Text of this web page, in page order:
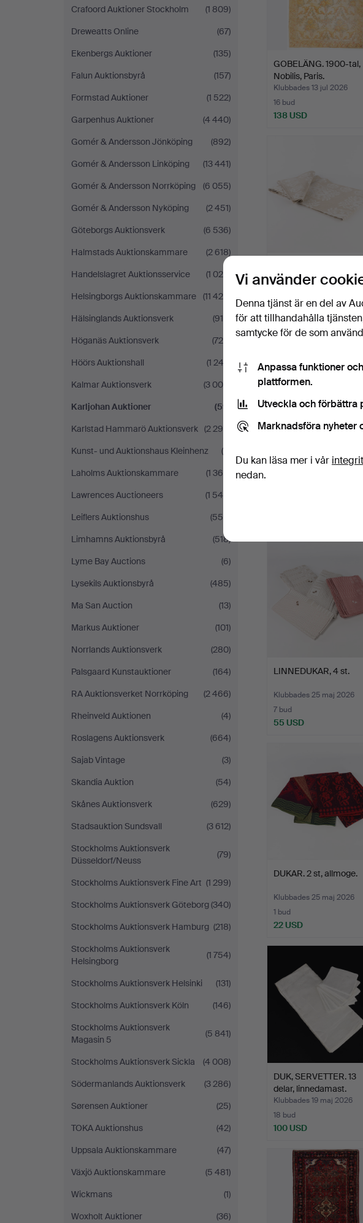
Crafoord Auktioner Stockholm
(1 809)
Dreweatts Online
(67)
Ekenbergs Auktioner
(135)
Falun Auktionsbyrå
(157)
Formstad Auktioner
(1 522)
Garpenhus Auktioner
(4 440)
Gomér & Andersson Jönköping
(892)
Gomér & Andersson Linköping
(13 441)
Gomér & Andersson Norrköping
(6 055)
Gomér & Andersson Nyköping
(2 451)
Göteborgs Auktionsverk
(6 536)
Halmstads Auktionskammare
(2 618)
Handelslagret Auktionsservice
(1 026)
Helsingborgs Auktionskammare
(11 426)
Hälsinglands Auktionsverk
(915)
Höganäs Auktionsverk
(726)
Höörs Auktionshall
(1 243)
Kalmar Auktionsverk
(3 004)
Karljohan Auktioner
(59)
Karlstad Hammarö Auktionsverk (2 299)
Kunst- und Auktionshaus Kleinhenz
(9)
Laholms Auktionskammare
(1 364)
Lawrences Auctioneers
(1 545)
Leiflers Auktionshus
(558)
Limhamns Auktionsbyrå
(518)
Lyme Bay Auctions
(6)
Lysekils Auktionsbyrå
(485)
Ma San Auction
(13)
Markus Auktioner
(101)
Norrlands Auktionsverk
(280)
Palsgaard Kunstauktioner
(164)
RA Auktionsverket Norrköping
(2 466)
Rheinveld Auktionen
(4)
Roslagens Auktionsverk
(664)
Sajab Vintage
(3)
Skandia Auktion
(54)
Skånes Auktionsverk
(629)
Stadsauktion Sundsvall
(3 612)
Stockholms Auktionsverk
Düsseldorf/Neuss
(79)
Stockholms Auktionsverk Fine Art (1 299)
Stockholms Auktionsverk Göteborg(340)
Stockholms Auktionsverk Hamburg (218)
Stockholms Auktionsverk
Helsingborg
(1 754)
Stockholms Auktionsverk Helsinki
(131)
Stockholms Auktionsverk Köln
(146)
Stockholms Auktionsverk
Magasin 5
(5 841)
Stockholms Auktionsverk Sickla
(4 008)
Södermanlands Auktionsverk
(3 286)
Sørensen Auktioner
(25)
TOKA Auktionshus
(42)
Uppsala Auktionskammare
(47)
Växjö Auktionskammare
(5 481)
Wickmans
(1)
Woxholt Auktioner
(36)
GOBELÄNG. 1900-tal,
Nobilis, Paris.
Klubbades 13 jul 2026
16 bud
138 USD
Klässbols Linneväveri.
6 bud
43 USD
RÖLAKANMATTA.
LINNEDUKAR, 4 st.
Klubbades 25 maj 2026
7 bud
55 USD
DUKAR. 2 st, allmoge.
Klubbades 25 maj 2026
1 bud
22 USD
DUK, SERVETTER. 13
delar, linnedamast.
Klubbades 19 maj 2026
18 bud
100 USD
Vi använder
Denna tjänst är en del av
för att tillhandahålla
samtycke för de som
Anpassa funktioner
plattformen.
Utveckla och förbättra
Marknadsföra nyheter
Du kan läsa mer i vår
nedan.